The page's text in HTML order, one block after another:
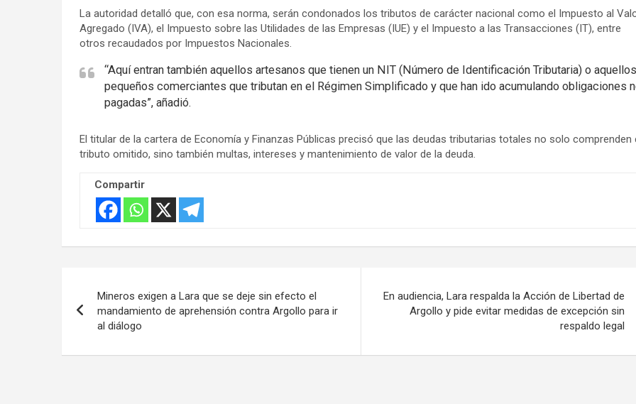
m
e
n
t
:
La autoridad detalló que, con esa norma, serán condonados los tributos de carácter nacional como el Impuesto al
Agregado (IVA), el Impuesto sobre las Utilidades de las Empresas (IUE) y el Impuesto a las Transacciones (IT), entre
otros recaudados por Impuestos Nacionales.
“Aquí entran también aquellos artesanos que tienen un NIT (Número de Identificación Tributaria) o aquellos
pequeños comerciantes que tributan en el Régimen Simplificado y que han ido acumulando obligaciones
pagadas”, añadió.
El titular de la cartera de Economía y Finanzas Públicas precisó que las deudas tributarias totales no solo comprenden
tributo omitido, sino también multas, intereses y mantenimiento de valor de la deuda.
Compartir
de
entradas
Mineros exigen a Lara que se deje sin efecto el
mandamiento de aprehensión contra Argollo para ir
al diálogo
En audiencia, Lara respalda la Acción de Libertad de
Argollo y pide evitar medidas de excepción sin
respaldo legal